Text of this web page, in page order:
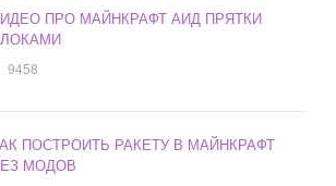
ПРО МАЙНКРАФТ АИД ПРЯТКИ
9458
ПОСТРОИТЬ РАКЕТУ В МАЙНКРАФТ
МОДОВ